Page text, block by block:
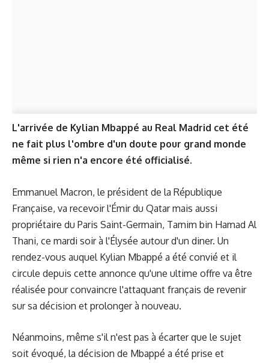
L'arrivée de Kylian Mbappé au Real Madrid cet été
ne fait plus l'ombre d'un doute pour grand monde
même si rien n'a encore été officialisé.
Emmanuel Macron, le président de la République
Française, va recevoir l'Émir du Qatar mais aussi
propriétaire du Paris Saint-Germain, Tamim bin Hamad Al
Thani, ce mardi soir à l'Élysée autour d'un diner. Un
rendez-vous auquel Kylian Mbappé a été convié et il
circule depuis cette annonce qu'une ultime offre va être
réalisée pour convaincre l'attaquant français de revenir
sur sa décision et prolonger à nouveau.
Néanmoins, même s'il n'est pas à écarter que le sujet
soit évoqué, la décision de Mbappé a été prise et